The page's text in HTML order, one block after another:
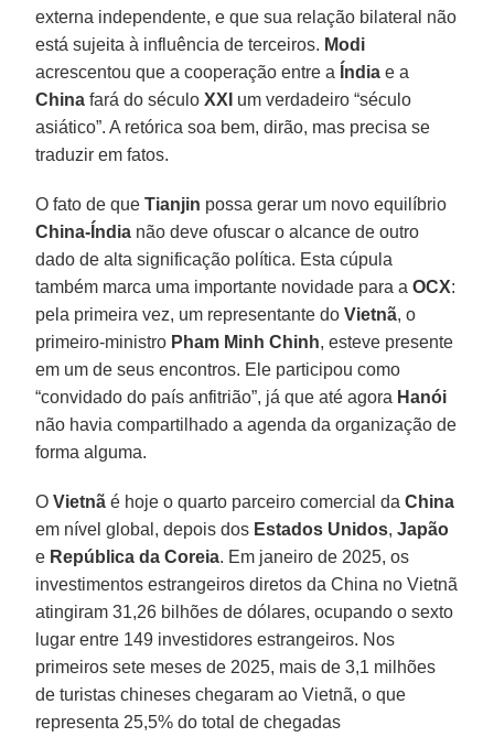
externa independente, e que sua relação bilateral não
está sujeita à influência de terceiros. Modi
acrescentou que a cooperação entre a Índia e a
China fará do séculoXXI um verdadeiro “século
asiático”. A retórica soa bem, dirão, mas precisa se
traduzir em fatos.
O fato de queTianjin possa gerar um novo equilíbrio
China-Índia não deve ofuscar o alcance de outro
dado de alta significação política. Esta cúpula
também marca uma importante novidade para aOCX:
pela primeira vez, um representante doVietnã, o
primeiro-ministro Pham Minh Chinh, esteve presente
em um de seus encontros. Ele participou como
“convidado do país anfitrião”, já que até agora Hanói
não havia compartilhado a agenda da organização de
forma alguma.
OVietnã é hoje o quarto parceiro comercial daChina
em nível global, depois dos Estados Unidos,Japão
e República da Coreia. Em janeiro de 2025, os
investimentos estrangeiros diretos da China no Vietnã
atingiram 31,26 bilhões de dólares, ocupando o sexto
lugar entre 149 investidores estrangeiros. Nos
primeiros sete meses de 2025, mais de 3,1 milhões
de turistas chineses chegaram ao Vietnã, o que
representa 25,5% do total de chegadas